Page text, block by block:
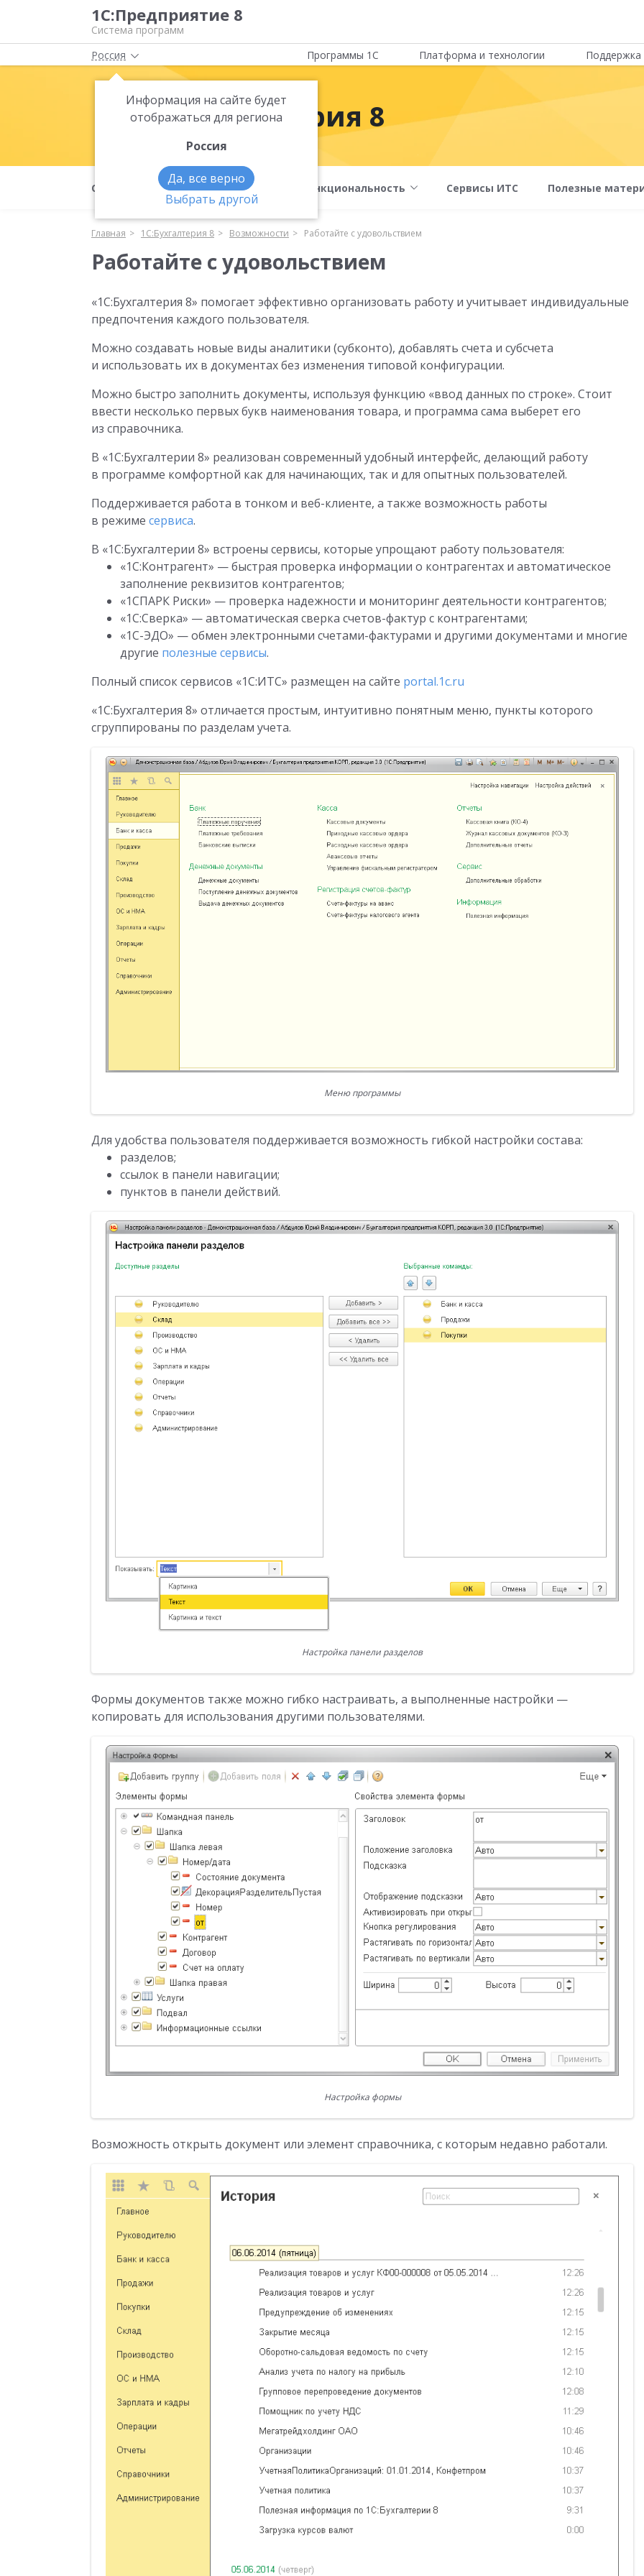
1С:Предприятие 8
Система программ
Россия
Информация на сайте будет
отображаться для региона
Россия
Да, все верно
Выбрать другой
Программы 1С Платформа и технологии Поддержка
1С:Бухгалтерия 8
О продукте Возможности Функциональность Сервисы ИТС Полезные
Главная 1С:Бухгалтерия 8 Возможности Работайте с удовольствием
Работайте с удовольствием
«1С:Бухгалтерия 8» помогает эффективно организовать работу и учитывает индивидуальные
предпочтения каждого пользователя.
Можно создавать новые виды аналитики (субконто), добавлять счета и субсчета
и использовать их в документах без изменения типовой конфигурации.
Можно быстро заполнить документы, используя функцию «ввод данных по строке». Стоит
ввести несколько первых букв наименования товара, и программа сама выберет его
из справочника.
В «1С:Бухгалтерии 8» реализован современный удобный интерфейс, делающий работу
в программе комфортной как для начинающих, так и для опытных пользователей.
Поддерживается работа в тонком и веб-клиенте, а также возможность работы
в режиме сервиса.
В «1С:Бухгалтерии 8» встроены сервисы, которые упрощают работу пользователя:
«1С:Контрагент» — быстрая проверка информации о контрагентах и автоматическое
заполнение реквизитов контрагентов;
«1СПАРК Риски» — проверка надежности и мониторинг деятельности контрагентов;
«1С:Сверка» — автоматическая сверка счетов-фактур с контрагентами;
«1С-ЭДО» — обмен электронными счетами-фактурами и другими документами и многие
другие полезные сервисы.
Полный список сервисов «1С:ИТС» размещен на сайте portal.1c.ru
«1С:Бухгалтерия 8» отличается простым, интуитивно понятным меню, пункты которого
сгруппированы по разделам учета.
Меню программы
Для удобства пользователя поддерживается возможность гибкой настройки состава:
разделов;
ссылок в панели навигации;
пунктов в панели действий.
Настройка панели разделов
Формы документов также можно гибко настраивать, а выполненные настройки —
копировать для использования другими пользователями.
Настройка формы
Возможность открыть документ или элемент справочника, с которым недавно работали.